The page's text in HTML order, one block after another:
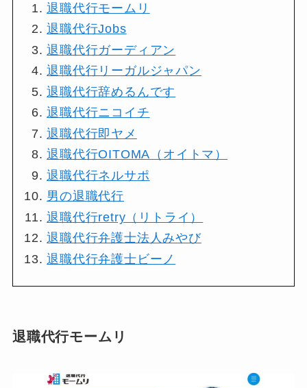
退職代行モームリ
退職代行Jobs
退職代行ガーディアン
退職代行リーガルジャパン
退職代行辞めるんです
退職代行ニコイチ
退職代行即ヤメ
退職代行OITOMA（オイトマ）
退職代行ネルサポ
男の退職代行
退職代行retry（リトライ）
退職代行弁護士法人みやび
退職代行弁護士ビーノ
退職代行モームリ